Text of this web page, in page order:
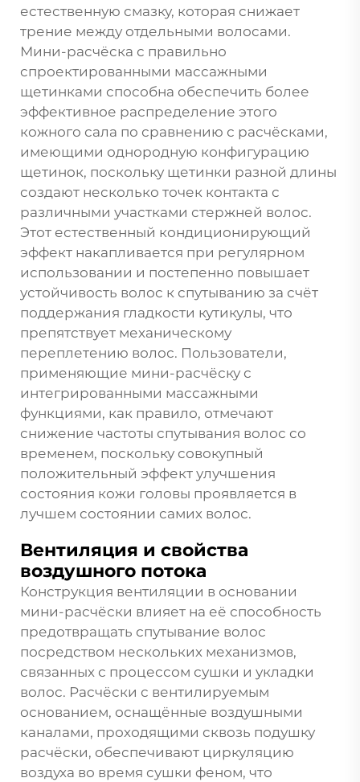
естественную смазку, которая снижает
трение между отдельными волосами.
Мини-расчёска с правильно
спроектированными массажными
щетинками способна обеспечить более
эффективное распределение этого
кожного сала по сравнению с расчёсками,
имеющими однородную конфигурацию
щетинок, поскольку щетинки разной длины
создают несколько точек контакта с
различными участками стержней волос.
Этот естественный кондиционирующий
эффект накапливается при регулярном
использовании и постепенно повышает
устойчивость волос к спутыванию за счёт
поддержания гладкости кутикулы, что
препятствует механическому
переплетению волос. Пользователи,
применяющие мини-расчёску с
интегрированными массажными
функциями, как правило, отмечают
снижение частоты спутывания волос со
временем, поскольку совокупный
положительный эффект улучшения
состояния кожи головы проявляется в
лучшем состоянии самих волос.
Вентиляция и свойства
воздушного потока
Конструкция вентиляции в основании
мини-расчёски влияет на её способность
предотвращать спутывание волос
посредством нескольких механизмов,
связанных с процессом сушки и укладки
волос. Расчёски с вентилируемым
основанием, оснащённые воздушными
каналами, проходящими сквозь подушку
расчёски, обеспечивают циркуляцию
воздуха во время сушки феном, что